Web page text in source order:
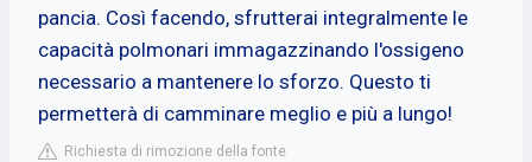
pancia. Così facendo, sfrutterai integralmente le
capacità polmonari immagazzinando l'ossigeno
necessario a mantenere lo sforzo. Questo ti
permetterà di camminare meglio e più a lungo!
Richiesta di rimozione della fonte